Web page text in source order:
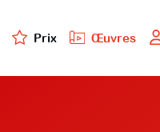
Prix Œuvres